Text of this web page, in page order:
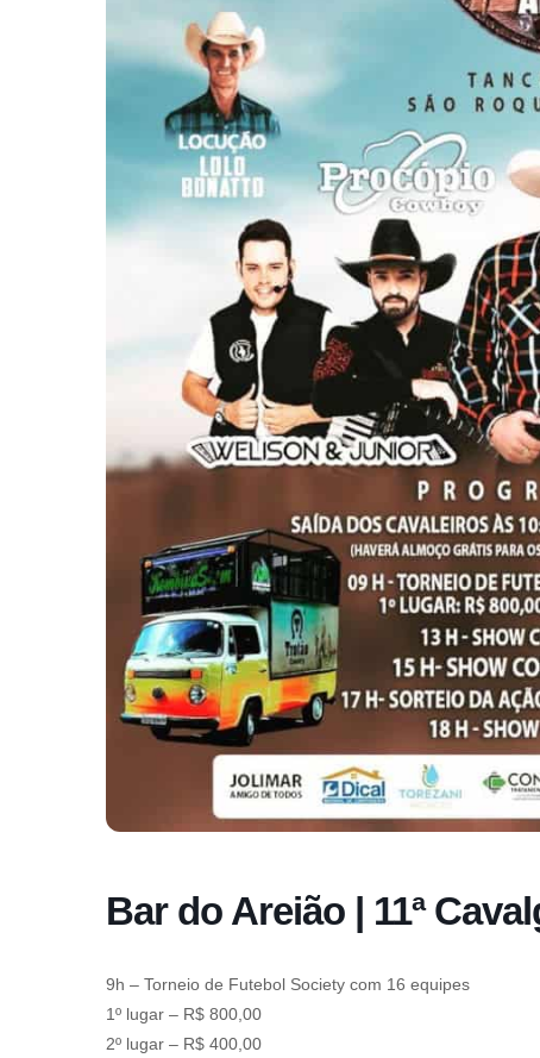
Bar do Areião | 11ª
9h – Torneio de Futebol Society com 16 equipes
1º lugar – R$ 800,00
2º lugar – R$ 400,00